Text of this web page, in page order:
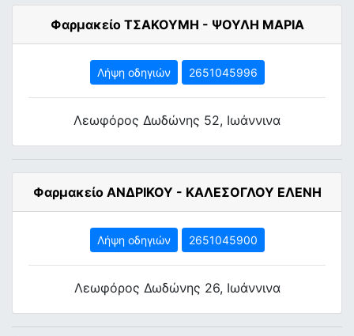
Φαρμακείο ΤΣΑΚΟΥΜΗ - ΨΟΥΛΗ ΜΑΡΙΑ
Λήψη οδηγιών 2651045996
Λεωφόρος Δωδώνης 52, Ιωάννινα
Φαρμακείο ΑΝΔΡΙΚΟΥ - ΚΑΛΕΣΟΓΛΟΥ ΕΛΕΝΗ
Λήψη οδηγιών 2651045900
Λεωφόρος Δωδώνης 26, Ιωάννινα